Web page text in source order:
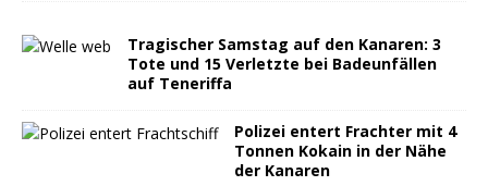
Tragischer Samstag auf den Kanaren: 3
Tote und 15 Verletzte bei Badeunfällen
auf Teneriffa
Polizei entert Frachter mit 4
Tonnen Kokain in der Nähe
der Kanaren